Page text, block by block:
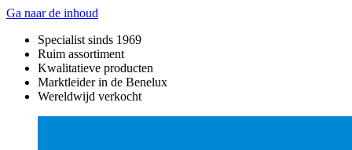
Ga naar de inhoud
Specialist sinds 1969
Ruim assortiment
Kwalitatieve producten
Marktleider in de Benelux
Wereldwijd verkocht